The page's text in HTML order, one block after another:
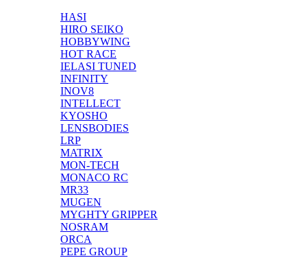
HASI
HIRO SEIKO
HOBBYWING
HOT RACE
IELASI TUNED
INFINITY
INOV8
INTELLECT
KYOSHO
LENSBODIES
LRP
MATRIX
MON-TECH
MONACO RC
MR33
MUGEN
MYGHTY GRIPPER
NOSRAM
ORCA
PEPE GROUP